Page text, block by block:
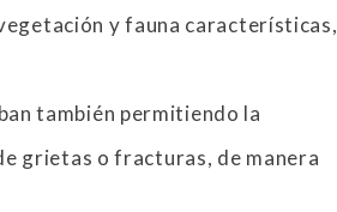
y fauna características,
también permitiendo la
grietas o fracturas, de manera